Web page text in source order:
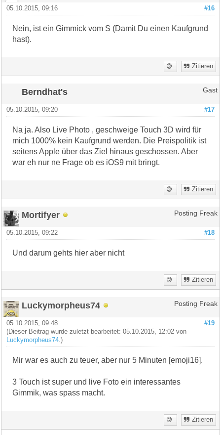
#16
05.10.2015, 09:16
Nein, ist ein Gimmick vom S (Damit Du einen Kaufgrund
hast).
Zitieren
Berndhat's Gast
#17
05.10.2015, 09:20
Na ja. Also Live Photo , geschweige Touch 3D wird für
mich 1000% kein Kaufgrund werden. Die Preispolitik ist
seitens Apple über das Ziel hinaus geschossen. Aber
war eh nur ne Frage ob es iOS9 mit bringt.
Zitieren
Mortifyer Posting Freak
#18
05.10.2015, 09:22
Und darum gehts hier aber nicht
Zitieren
Luckymorpheus74 Posting Freak
#19
05.10.2015, 09:48
(Dieser Beitrag wurde zuletzt bearbeitet: 05.10.2015, 12:02 von
Luckymorpheus74 .)
Mir war es auch zu teuer, aber nur 5 Minuten [emoji16].
3 Touch ist super und live Foto ein interessantes
Gimmik, was spass macht.
Zitieren